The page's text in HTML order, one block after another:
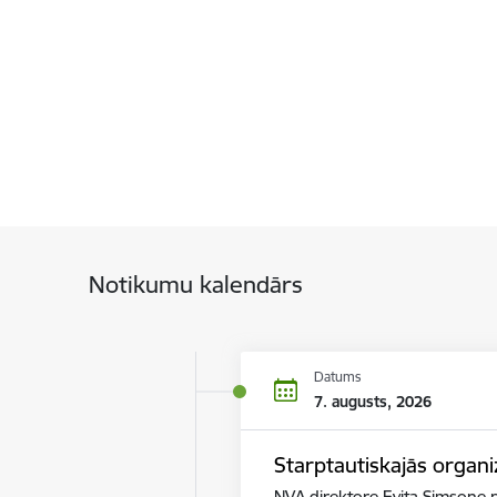
Notikumu kalendārs
Datums
7. augusts, 2026
Starptautiskajās